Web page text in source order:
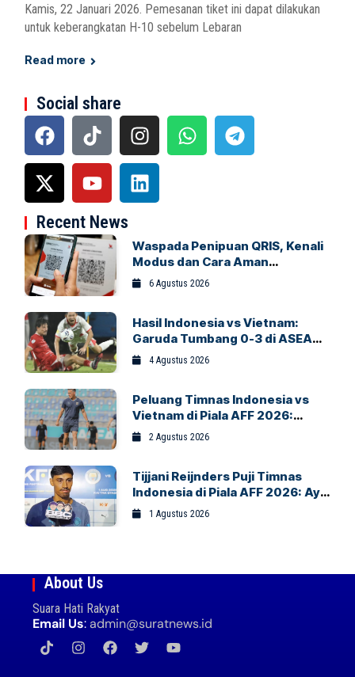
Kamis, 22 Januari 2026. Pemesanan tiket ini dapat dilakukan
untuk keberangkatan H-10 sebelum Lebaran
Read more
Social share
Recent News
Waspada Penipuan QRIS, Kenali
Modus dan Cara Aman
Bertransaksi
6 Agustus 2026
Hasil Indonesia vs Vietnam:
Garuda Tumbang 0-3 di ASEAN
Hyundai Cup 2026
4 Agustus 2026
Peluang Timnas Indonesia vs
Vietnam di Piala AFF 2026:
Garuda Bidik Tiket Semifinal di
Pakansari
2 Agustus 2026
Tijjani Reijnders Puji Timnas
Indonesia di Piala AFF 2026: Ayo
Indonesia!
1 Agustus 2026
About Us
Suara Hati Rakyat
Email Us:admin@suratnews.id